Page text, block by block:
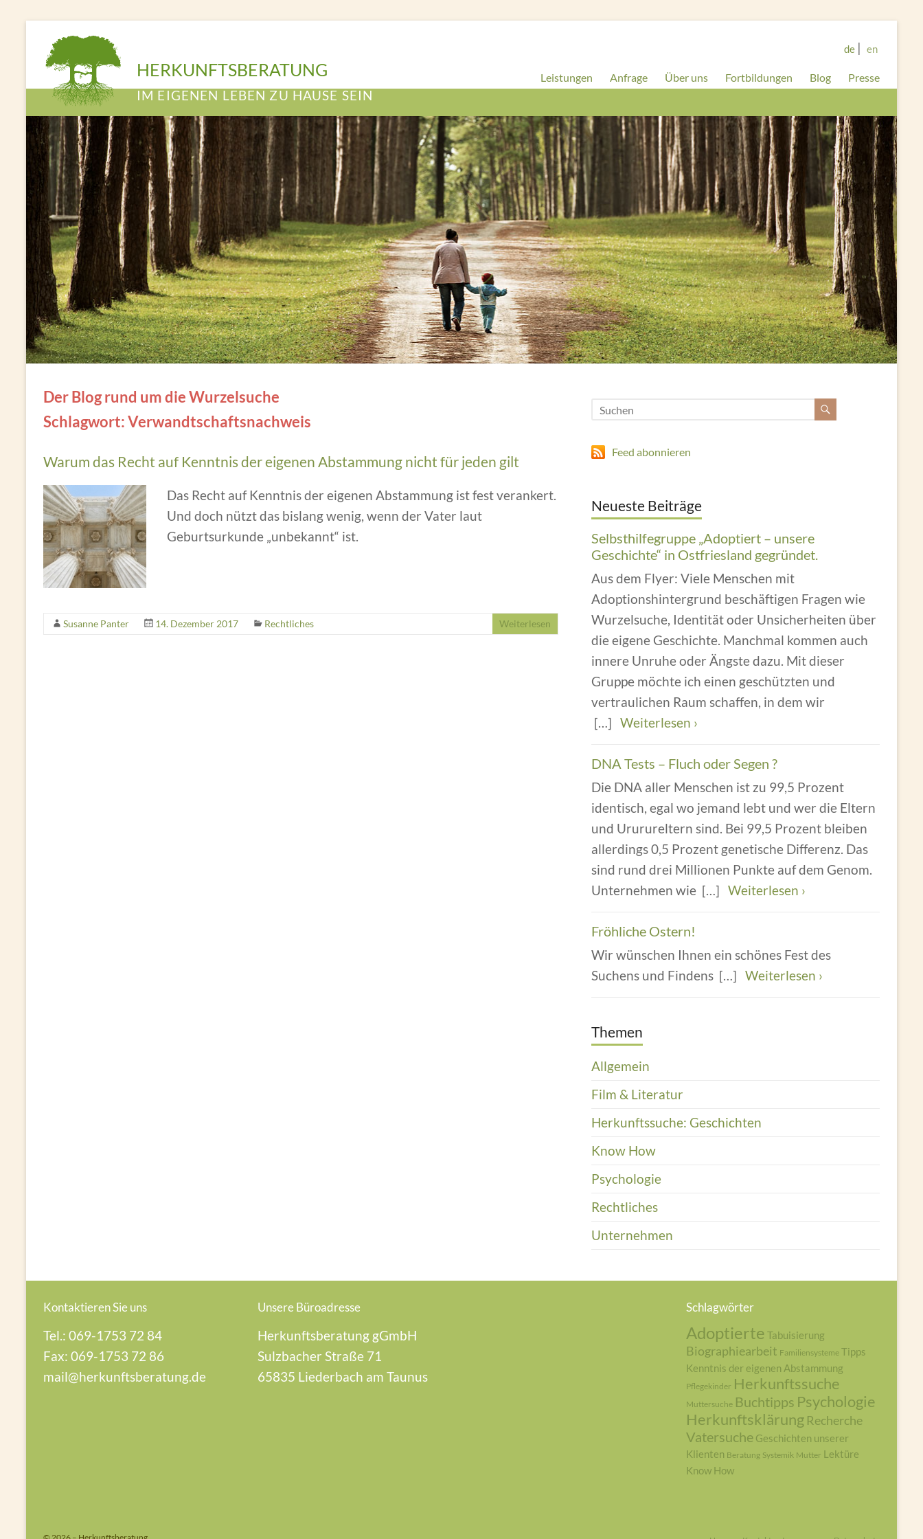
HERKUNFTSBERATUNG
IM EIGENEN LEBEN ZU HAUSE SEIN
de en
Leistungen Anfrage Über uns Fortbildungen Blog Presse
Der Blog rund um die Wurzelsuche
Schlagwort: Verwandtschaftsnachweis
Warum das Recht auf Kenntnis der eigenen Abstammung nicht für jeden gilt
Das Recht auf Kenntnis der eigenen Abstammung ist fest verankert.
Und doch nützt das bislang wenig, wenn der Vater laut
Geburtsurkunde „unbekannt“ ist.
Susanne Panter 14. Dezember 2017 Rechtliches Weiterlesen
Feed abonnieren
Neueste Beiträge
Selbsthilfegruppe „Adoptiert – unsere
Geschichte“ in Ostfriesland gegründet.
Aus dem Flyer: Viele Menschen mit
Adoptionshintergrund beschäftigen Fragen wie
Wurzelsuche, Identität oder Unsicherheiten über
die eigene Geschichte. Manchmal kommen auch
innere Unruhe oder Ängste dazu. Mit dieser
Gruppe möchte ich einen geschützten und
vertraulichen Raum schaffen, in dem wir
[…] Weiterlesen ›
DNA Tests – Fluch oder Segen ?
Die DNA aller Menschen ist zu 99,5 Prozent
identisch, egal wo jemand lebt und wer die Eltern
und Ururureltern sind. Bei 99,5 Prozent bleiben
allerdings 0,5 Prozent genetische Differenz. Das
sind rund drei Millionen Punkte auf dem Genom.
Unternehmen wie […] Weiterlesen ›
Fröhliche Ostern!
Wir wünschen Ihnen ein schönes Fest des
Suchens und Findens […] Weiterlesen ›
Themen
Allgemein
Film & Literatur
Herkunftssuche: Geschichten
Know How
Psychologie
Rechtliches
Unternehmen
Kontaktieren Sie uns
Tel.: 069-1753 72 84
Fax: 069-1753 72 86
mail@herkunftsberatung.de
Unsere Büroadresse
Herkunftsberatung gGmbH
Sulzbacher Straße 71
65835 Liederbach am Taunus
Schlagwörter
Adoptierte Tabuisierung
Biographiearbeit Familiensysteme Tipps
Kenntnis der eigenen Abstammung
Pflegekinder Herkunftssuche
Muttersuche Buchtipps Psychologie
Herkunftsklärung Recherche
Vatersuche Geschichten unserer
Klienten Beratung Systemik Mutter Lektüre
Know How